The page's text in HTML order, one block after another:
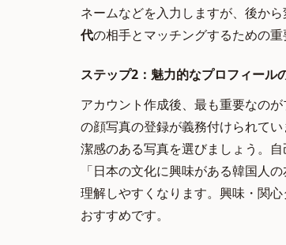
ネームなどを入力しますが、後か
代の相手とマッチングするための重
ステップ2：魅力的なプロフィール
アカウント作成後、最も重要なの
の顔写真の登録が義務付けられて
潔感のある写真を選びましょう。
「日本の文化に興味がある韓国人
理解しやすくなります。興味・関
おすすめです。